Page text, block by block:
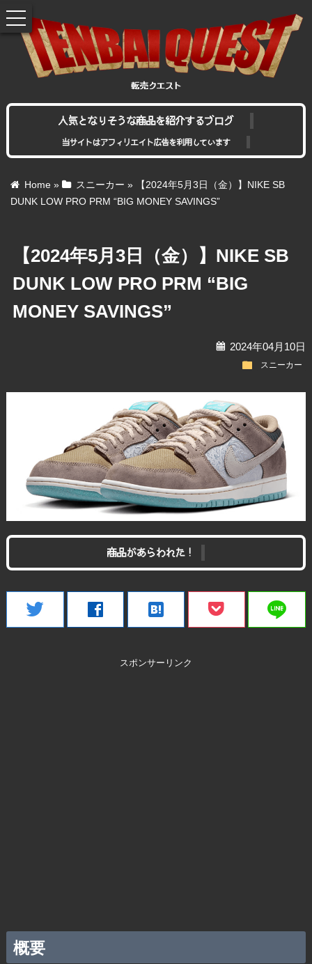
人気となりそうな商品を紹介するブログ
当サイトはアフィリエイト広告を利用しています
Home » スニーカー »
【2024年5月3日（金）】NIKE SB
DUNK LOW PRO PRM “BIG MONEY SAVINGS”
【2024年5月3日（金）】NIKE SB
DUNK LOW PRO PRM “BIG
MONEY SAVINGS”
calendar2024年04月10日
folder スニーカー
商品があらわれた！
twitter facebook hatenabookmark line
スポンサーリンク
概要
toggle
navigation